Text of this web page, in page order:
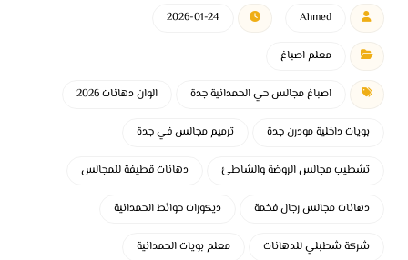
Ahmed
2026-01-24
معلم اصباغ
اصباغ مجالس حي الحمدانية جدة الوان دهانات 2026
بويات داخلية مودرن جدة ترميم مجالس في جدة
تشطيب مجالس الروضة والشاطئ دهانات قطيفة للمجالس
دهانات مجالس رجال فخمة ديكورات حوائط الحمدانية
شركة شطبلي للدهانات معلم بويات الحمدانية